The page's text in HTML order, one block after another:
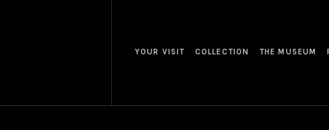
YOUR VISIT COLLECTION THE MUSEUM